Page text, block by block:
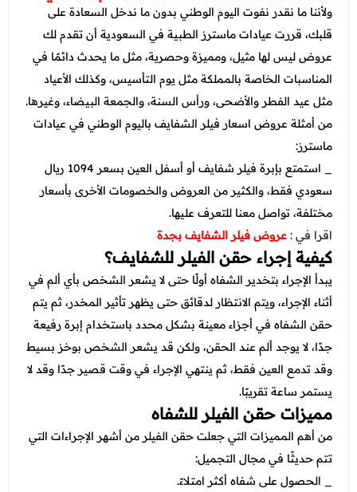
ولأننا ما نقدر نفوت اليوم الوطني بدون ما ندخل السعادة على
قلبك، قررت عيادات ماسترز الطبية في السعودية أن تقدم لك
عروض ليس لها مثيل، ومميزة وحصرية، مثل ما يحدث دائمًا في
المناسبات الخاصة بالمملكة مثل يوم التأسيس، وكذلك الأعياد
مثل عيد الفطر والأضحى، ورأس السنة، والجمعة البيضاء، وغيرها.
من أمثلة عروض اسعار فيلر الشفايف باليوم الوطني في عيادات
ماسترز:
_ استمتع بإبرة فيلر شفايف أو أسفل العين بسعر 1094 ريال
سعودي فقط، والكثير من العروض والخصومات الأخرى بأسعار
مختلفة، تواصل معنا للتعرف عليها.
اقرا في :عروض فيلر الشفايف بجدة
كيفية إجراء حقن الفيلر للشفايف؟
يبدأ الإجراء بتخدير الشفاه أولًا حتى لا يشعر الشخص بأي ألم في
أثناء الإجراء، ويتم الانتظار لدقائق حتى يظهر تأثير المخدر، ثم يتم
حقن الشفاه في أجزاء معينة بشكل محدد باستخدام إبرة رفيعة
جدًا، لا يوجد ألم عند الحقن، ولكن قد يشعر الشخص بوخز بسيط
وقد تدمع العين فقط، ثم ينتهي الإجراء في وقت قصير جدًا وقد لا
يستمر ساعة تقريبًا.
مميزات حقن الفيلر للشفاه
من أهم المميزات التي جعلت حقن الفيلر من أشهر الإجراءات التي
تتم حديثًا في مجال التجميل:
_ الحصول على شفاه أكثر امتلاءً.